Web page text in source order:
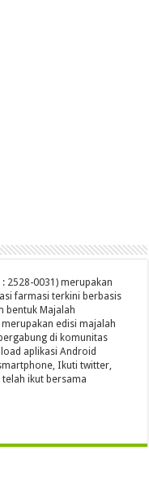
2528-0031) merupakan
farmasi terkini berbasis
bentuk Majalah
edisi majalah
di komunitas
aplikasi Android
Ikuti twitter,
ikut bersama